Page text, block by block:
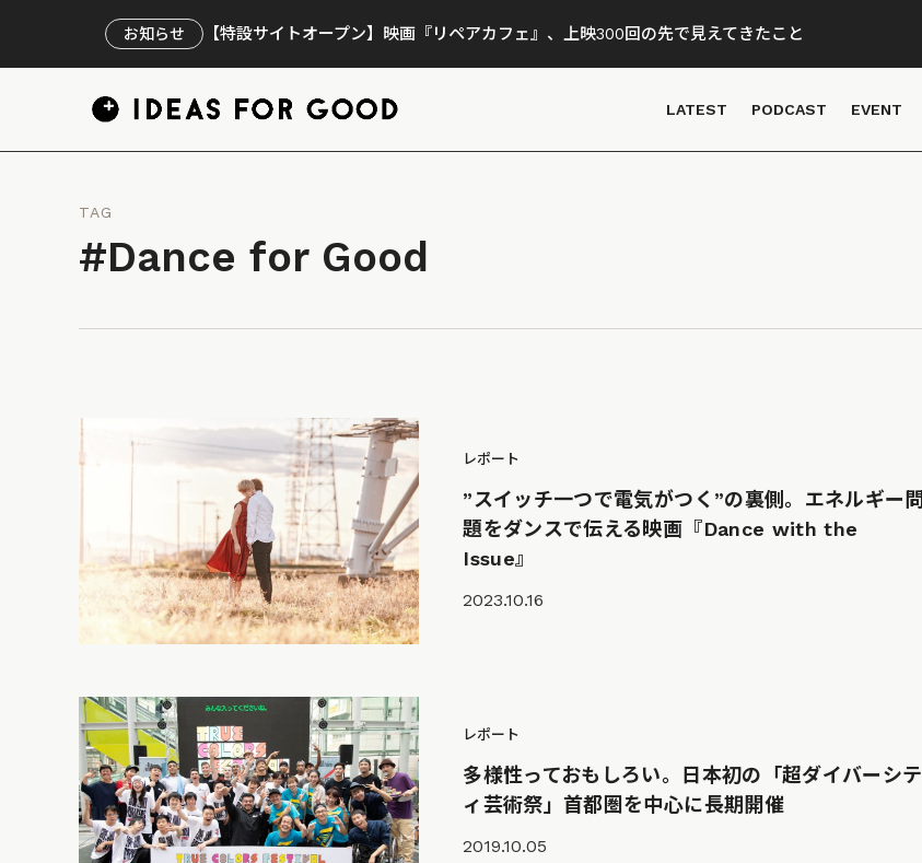
お知らせ 【特設サイトオープン】映画『リペアカフェ』、上映300回の先で見えてきたこと
LATEST PODCAST EVENT
TAG
#Dance for Good
レポート
”スイッチ一つで電気がつく”の裏側。エネルギー問
題をダンスで伝える映画『Dance with the
Issue』
2023.10.16
レポート
多様性っておもしろい。日本初の「超ダイバーシテ
ィ芸術祭」首都圏を中心に長期開催
2019.10.05